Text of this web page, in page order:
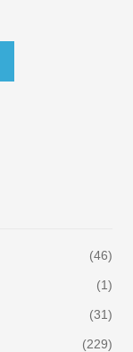
(46)
(1)
(31)
(229)